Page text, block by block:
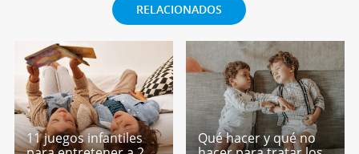
RELACIONADOS
11 juegos infantiles
Qué hacer y qué no